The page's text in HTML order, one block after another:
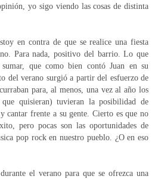
yo sigo viendo las cosas de distinta
en contra de que se realice una fiesta
Para nada, positivo del barrio. Lo que
que como bien contó Juan en su
del verano surgió a partir del esfuerzo de
para, al menos, una vez al año los
quisieran) tuvieran la posibilidad de
cantar frente a su gente. Cierto es que no
pero pocas son las oportunidades de
pop rock en nuestro pueblo. ¿O en eso
el verano para que se ofrezca una